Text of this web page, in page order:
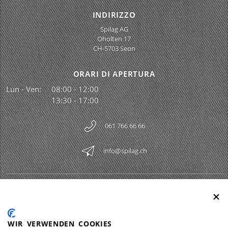
INDIRIZZO
Spilag AG
Oholten 17
CH-5703 Seon
ORARI DI APERTURA
Lun - Ven:
08:00 - 12:00
13:30 - 17:00
061 766 66 66
info@spilag.ch
LEGAL
WIR VERWENDEN COOKIES